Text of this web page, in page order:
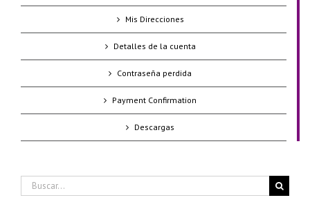
Mis Direcciones
Detalles de la cuenta
Contraseña perdida
Payment Confirmation
Descargas
Buscar: